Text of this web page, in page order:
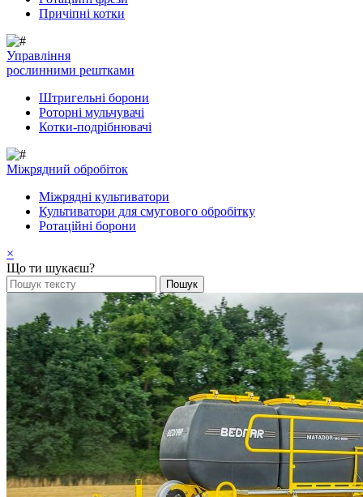
Причіпні котки
Управління
рослинними рештками
Штригельні борони
Pоторні мульчувачі
Котки-подрібнювачі
Mіжрядний обробіток
Міжрядні культиватори
Культиватори для смугового обробітку
Ротаційні борони
×
Що ти шукаєш?